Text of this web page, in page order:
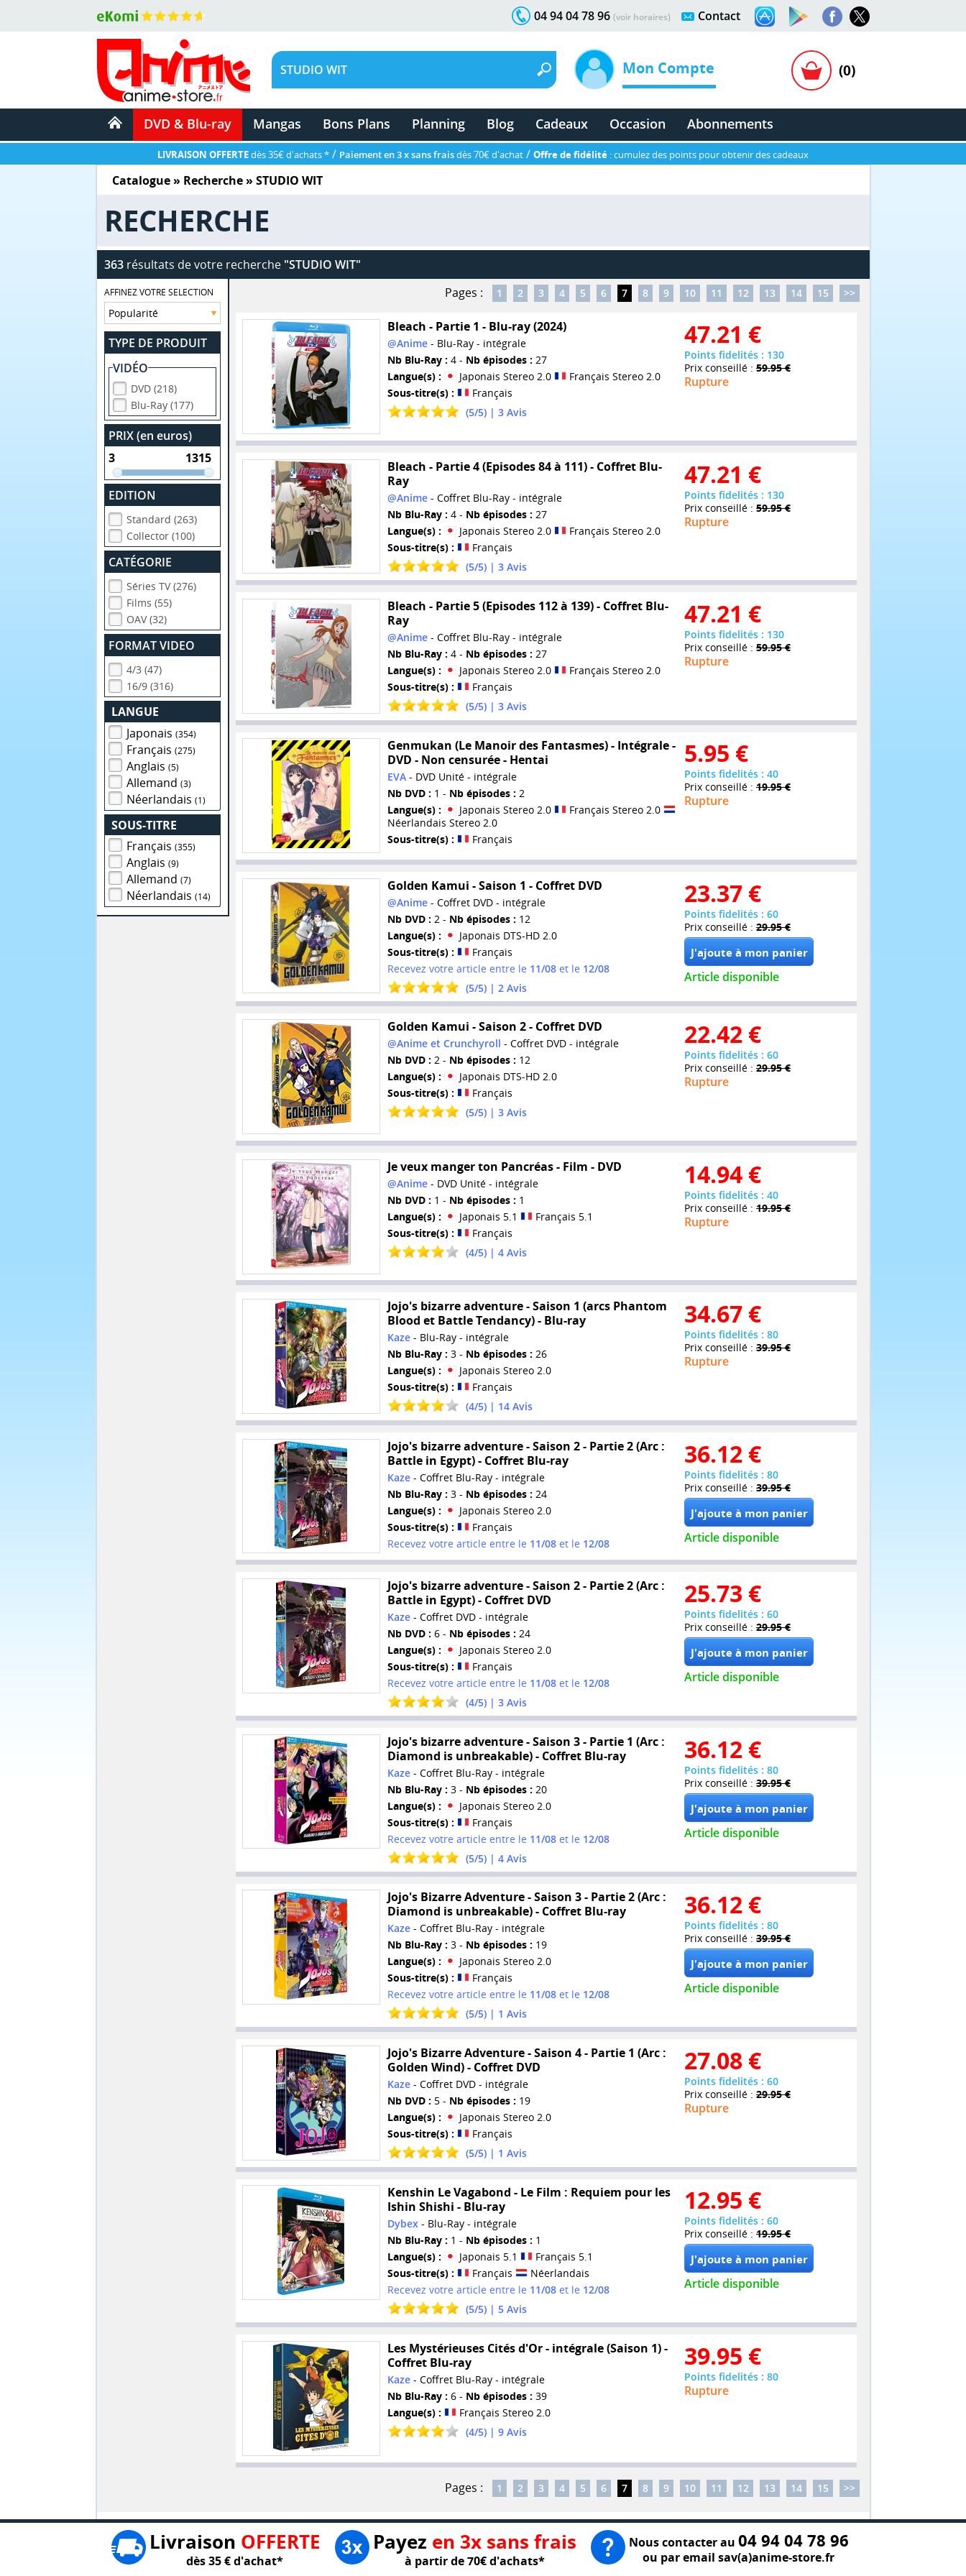
Contact
04 94 04 78 96 (voir horaires)
Mon Compte (0)
DVD & Blu-ray Mangas Bons Plans Planning Blog Cadeaux Occasion Abonnements
LIVRAISON OFFERTEdès 35€ d'achats * / Paiement en 3 x sans fraisdès 70€ d'achat / Offre de fidélité : cumulez des points pour obtenir des cadeaux
Catalogue» Recherche » STUDIO WIT
RECHERCHE
363résultats de votre recherche "STUDIO WIT"
AFFINEZ VOTRE SELECTION
TYPE DE PRODUIT
VIDÉO
DVD (218)
Blu-Ray (177)
PRIX (en euros)
EDITION
Standard (263)
Collector (100)
CATÉGORIE
Séries TV (276)
Films (55)
OAV (32)
FORMAT VIDEO
4/3 (47)
16/9 (316)
LANGUE
Japonais(354)
Français(275)
Anglais(5)
Allemand(3)
Néerlandais(1)
SOUS-TITRE
Français(355)
Anglais(9)
Allemand(7)
Néerlandais(14)
Pages : 1 2 3 4 5 6 7 8 9 10 11 12 13 14 15 >>
Bleach - Partie 1 - Blu-ray (2024)
@Anime- Blu-Ray - intégrale
Nb Blu-Ray : 4 - Nb épisodes : 27
Langue(s) :
Japonais Stereo 2.0
Français Stereo 2.0
Sous-titre(s) :
Français
(5/5) | 3Avis
47.21 €
Points fidelités : 130
Prix conseillé : 59.95 €
Rupture
Bleach - Partie 4 (Episodes 84 à 111) - Coffret Blu-
Ray
@Anime- Coffret Blu-Ray - intégrale
Nb Blu-Ray : 4 - Nb épisodes : 27
Langue(s) :
Japonais Stereo 2.0
Français Stereo 2.0
Sous-titre(s) :
Français
(5/5) | 3Avis
47.21 €
Points fidelités : 130
Prix conseillé : 59.95 €
Rupture
Bleach - Partie 5 (Episodes 112 à 139) - Coffret Blu-
Ray
@Anime- Coffret Blu-Ray - intégrale
Nb Blu-Ray : 4 - Nb épisodes : 27
Langue(s) :
Japonais Stereo 2.0
Français Stereo 2.0
Sous-titre(s) :
Français
(5/5) | 3Avis
47.21 €
Points fidelités : 130
Prix conseillé : 59.95 €
Rupture
Genmukan (Le Manoir des Fantasmes) - Intégrale -
DVD - Non censurée - Hentai
EVA- DVD Unité - intégrale
Nb DVD : 1 - Nb épisodes : 2
Langue(s) :
Japonais Stereo 2.0
Français Stereo 2.0
Néerlandais Stereo 2.0
Sous-titre(s) :
Français
5.95 €
Points fidelités : 40
Prix conseillé : 19.95 €
Rupture
Golden Kamui - Saison 1 - Coffret DVD
@Anime- Coffret DVD - intégrale
Nb DVD : 2 - Nb épisodes : 12
Langue(s) :
Japonais DTS-HD 2.0
Sous-titre(s) :
Français
Recevez votre article entre le 11/08et le 12/08
(5/5) | 2Avis
23.37 €
Points fidelités : 60
Prix conseillé : 29.95 €
Article disponible
Golden Kamui - Saison 2 - Coffret DVD
@Anime et Crunchyroll - Coffret DVD - intégrale
Nb DVD : 2 - Nb épisodes : 12
Langue(s) :
Japonais DTS-HD 2.0
Sous-titre(s) :
Français
(5/5) | 3Avis
22.42 €
Points fidelités : 60
Prix conseillé : 29.95 €
Rupture
Je veux manger ton Pancréas - Film - DVD
@Anime- DVD Unité - intégrale
Nb DVD : 1 - Nb épisodes : 1
Langue(s) :
Japonais 5.1
Français 5.1
Sous-titre(s) :
Français
(4/5) | 4Avis
14.94 €
Points fidelités : 40
Prix conseillé : 19.95 €
Rupture
Jojo's bizarre adventure - Saison 1 (arcs Phantom
Blood et Battle Tendancy) - Blu-ray
Kaze- Blu-Ray - intégrale
Nb Blu-Ray : 3 - Nb épisodes : 26
Langue(s) :
Japonais Stereo 2.0
Sous-titre(s) :
Français
(4/5) | 14Avis
34.67 €
Points fidelités : 80
Prix conseillé : 39.95 €
Rupture
Jojo's bizarre adventure - Saison 2 - Partie 2 (Arc :
Battle in Egypt) - Coffret Blu-ray
Kaze- Coffret Blu-Ray - intégrale
Nb Blu-Ray : 3 - Nb épisodes : 24
Langue(s) :
Japonais Stereo 2.0
Sous-titre(s) :
Français
Recevez votre article entre le 11/08et le 12/08
36.12 €
Points fidelités : 80
Prix conseillé : 39.95 €
Article disponible
Jojo's bizarre adventure - Saison 2 - Partie 2 (Arc :
Battle in Egypt) - Coffret DVD
Kaze- Coffret DVD - intégrale
Nb DVD : 6 - Nb épisodes : 24
Langue(s) :
Japonais Stereo 2.0
Sous-titre(s) :
Français
Recevez votre article entre le 11/08et le 12/08
(4/5) | 3Avis
25.73 €
Points fidelités : 60
Prix conseillé : 29.95 €
Article disponible
Jojo's bizarre adventure - Saison 3 - Partie 1 (Arc :
Diamond is unbreakable) - Coffret Blu-ray
Kaze- Coffret Blu-Ray - intégrale
Nb Blu-Ray : 3 - Nb épisodes : 20
Langue(s) :
Japonais Stereo 2.0
Sous-titre(s) :
Français
Recevez votre article entre le 11/08et le 12/08
(5/5) | 4Avis
36.12 €
Points fidelités : 80
Prix conseillé : 39.95 €
Article disponible
Jojo's Bizarre Adventure - Saison 3 - Partie 2 (Arc :
Diamond is unbreakable) - Coffret Blu-ray
Kaze- Coffret Blu-Ray - intégrale
Nb Blu-Ray : 3 - Nb épisodes : 19
Langue(s) :
Japonais Stereo 2.0
Sous-titre(s) :
Français
Recevez votre article entre le 11/08et le 12/08
(5/5) | 1 Avis
36.12 €
Points fidelités : 80
Prix conseillé : 39.95 €
Article disponible
Jojo's Bizarre Adventure - Saison 4 - Partie 1 (Arc :
Golden Wind) - Coffret DVD
Kaze- Coffret DVD - intégrale
Nb DVD : 5 - Nb épisodes : 19
Langue(s) :
Japonais Stereo 2.0
Sous-titre(s) :
Français
(5/5) | 1 Avis
27.08 €
Points fidelités : 60
Prix conseillé : 29.95 €
Rupture
Kenshin Le Vagabond - Le Film : Requiem pour les
Ishin Shishi - Blu-ray
Dybex- Blu-Ray - intégrale
Nb Blu-Ray : 1 - Nb épisodes : 1
Langue(s) :
Japonais 5.1
Français 5.1
Sous-titre(s) :
Français
Néerlandais
Recevez votre article entre le 11/08et le 12/08
(5/5) | 5Avis
12.95 €
Points fidelités : 60
Prix conseillé : 19.95 €
Article disponible
Les Mystérieuses Cités d'Or - intégrale (Saison 1) -
Coffret Blu-ray
Kaze- Coffret Blu-Ray - intégrale
Nb Blu-Ray : 6 - Nb épisodes : 39
Langue(s) :
Français Stereo 2.0
(4/5) | 9Avis
39.95 €
Points fidelités : 80
Rupture
Pages : 1 2 3 4 5 6 7 8 9 10 11 12 13 14 15 >>
Livraison OFFERTE
dès 35 € d'achat*
Payez en 3x sans frais
à partir de 70€ d'achats*
Nous contacter au 04 94 04 78 96
ou par email sav(a)anime-store.fr